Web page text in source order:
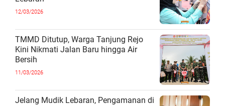
12/03/2026
TMMD Ditutup, Warga Tanjung Rejo
Kini Nikmati Jalan Baru hingga Air
Bersih
11/03/2026
Jelang Mudik Lebaran, Pengamanan di